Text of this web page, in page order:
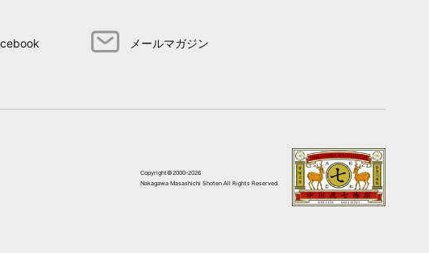
メールマガジン
Copyright©2000-2026
Nakagawa Masashichi Shoten All Rights Reserved.